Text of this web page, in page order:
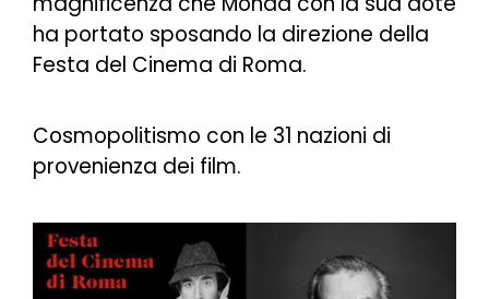
ha portato sposando la direzione della
Festa del Cinema di Roma.
Cosmopolitismo con le 31 nazioni di
provenienza dei film.